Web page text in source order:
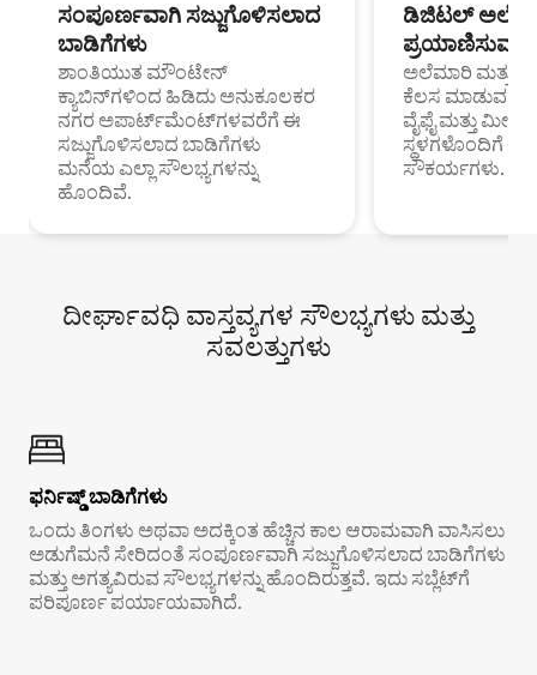
ಸಂಪೂರ್ಣವಾಗಿ ಸಜ್ಜುಗೊಳಿಸಲಾದ
ಬಾಡಿಗೆಗಳು
ಶಾಂತಿಯುತ ಮೌಂಟೇನ್
ಕ್ಯಾಬಿನ್‌ಗಳಿಂದ ಹಿಡಿದು ಅನುಕೂಲಕರ
ನಗರ ಅಪಾರ್ಟ್‌ಮೆಂಟ್‌ಗಳವರೆಗೆ ಈ
ಸಜ್ಜುಗೊಳಿಸಲಾದ ಬಾಡಿಗೆಗಳು
ಮನೆಯ ಎಲ್ಲಾ ಸೌಲಭ್ಯಗಳನ್ನು
ಹೊಂದಿವೆ.
ಡಿಜಿಟಲ್
ಪ್ರಯಾಣಿಸುವ
ಅಲೆಮಾರಿ ಮತ್ತು
ಕೆಲಸ ಮಾಡುವ
ವೈಫೈ ಮತ್ತು
ಸ್ಥಳಗಳೊಂದಿಗೆ
ಸೌಕರ್ಯಗಳು.
ದೀರ್ಘಾವಧಿ ವಾಸ್ತವ್ಯಗಳ ಸೌಲಭ್ಯಗಳು ಮತ್ತು
ಸವಲತ್ತುಗಳು
ಫರ್ನಿಷ್ಡ್ ಬಾಡಿಗೆಗಳು
ಒಂದು ತಿಂಗಳು ಅಥವಾ ಅದಕ್ಕಿಂತ ಹೆಚ್ಚಿನ ಕಾಲ ಆರಾಮವಾಗಿ ವಾಸಿಸಲು
ಅಡುಗೆಮನೆ ಸೇರಿದಂತೆ ಸಂಪೂರ್ಣವಾಗಿ ಸಜ್ಜುಗೊಳಿಸಲಾದ ಬಾಡಿಗೆಗಳು
ಮತ್ತು ಅಗತ್ಯವಿರುವ ಸೌಲಭ್ಯಗಳನ್ನು ಹೊಂದಿರುತ್ತವೆ. ಇದು ಸಬ್ಲೆಟ್‌ಗೆ
ಪರಿಪೂರ್ಣ ಪರ್ಯಾಯವಾಗಿದೆ.